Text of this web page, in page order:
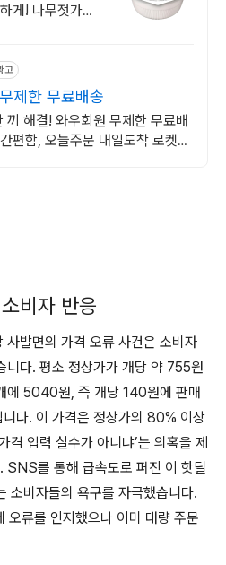
게! 나무젓가락
고
제한 무료배송
끼 해결! 와우회원 무제한 무료배
편함, 오늘주문 내일도착 로켓배
비자 반응
사발면의 가격 오류 사건은 소비자
니다. 평소 정상가가 개당 약 755원
에 5040원, 즉 개당 140원에 판매
다. 이 가격은 정상가의 80% 이상
격 입력 실수가 아니냐’는 의혹을 제
SNS를 통해 급속도로 퍼진 이 핫딜
소비자들의 욕구를 자극했습니다.
오류를 인지했으나 이미 대량 주문